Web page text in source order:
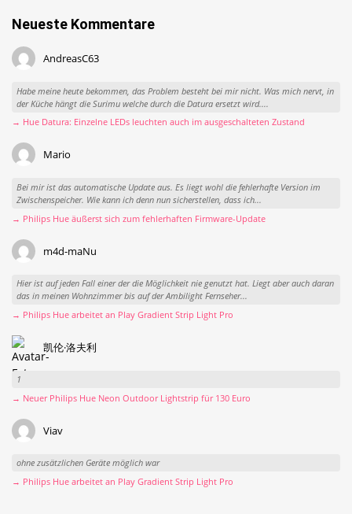
Neueste Kommentare
AndreasC63
Habe meine heute bekommen, das Problem besteht bei mir nicht. Was mich nervt, in
der Küche hängt die Surimu welche durch die Datura ersetzt wird....
→ Hue Datura: Einzelne LEDs leuchten auch im ausgeschalteten Zustand
Mario
Bei mir ist das automatische Update aus. Es liegt wohl die fehlerhafte Version im
Zwischenspeicher. Wie kann ich denn nun sicherstellen, dass ich...
→ Philips Hue äußerst sich zum fehlerhaften Firmware-Update
m4d-maNu
Hier ist auf jeden Fall einer der die Möglichkeit nie genutzt hat. Liegt aber auch daran
das in meinen Wohnzimmer bis auf der Ambilight Fernseher...
→ Philips Hue arbeitet an Play Gradient Strip Light Pro
凯伦·洛夫利
1
→ Neuer Philips Hue Neon Outdoor Lightstrip für 130 Euro
Viav
ohne zusätzlichen Geräte möglich war
→ Philips Hue arbeitet an Play Gradient Strip Light Pro